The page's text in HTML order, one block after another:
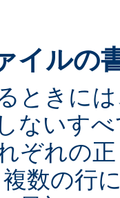
イルの
ときに
ないす
ぞれの
数の行